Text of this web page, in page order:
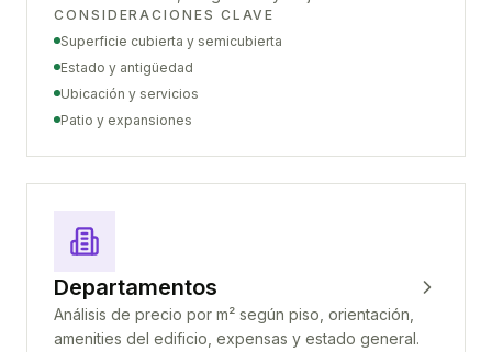
CONSIDERACIONES CLAVE
Superficie cubierta y semicubierta
Estado y antigüedad
Ubicación y servicios
Patio y expansiones
Departamentos
Análisis de precio por m² según piso, orientación,
amenities del edificio, expensas y estado general.